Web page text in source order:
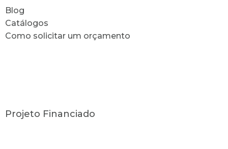
Blog
Catálogos
Como solicitar um orçamento
Projeto Financiado